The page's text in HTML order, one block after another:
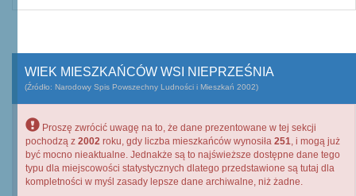
WIEK MIESZKAŃCÓW WSI NIEPRZEŚNIA
(Źródło: Narodowy Spis Powszechny Ludności i Mieszkań 2002)
Proszę zwrócić uwagę na to, że dane prezentowane w tej sekcji
pochodzą z 2002 roku, gdy liczba mieszkańców wynosiła 251, i mogą już
być mocno nieaktualne. Jednakże są to najświeższe dostępne dane tego
typu dla miejscowości statystycznych dlatego przedstawione są tutaj dla
kompletności w myśl zasady lepsze dane archiwalne, niż żadne.